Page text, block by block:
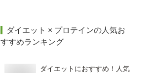
ダイエット × プロテインの人気お
すすめランキング
ダイエットにおすすめ！人気